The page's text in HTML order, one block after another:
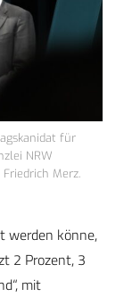
für
NRW
Merz.
werden könne,
2 Prozent, 3
mit